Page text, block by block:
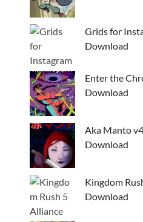
Grids for
Download
Enter the
Download
Aka Manto
Download
Kingdom
Download